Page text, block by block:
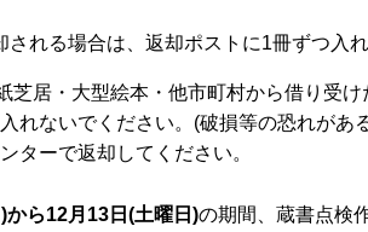
される場合は、返却ポストに1冊ずつ入
芝居・大型絵本・他市町村から借り受
れないでください。 (破損等の恐れがあ
ターで返却してください。
)から12月 13 日 (土曜日 )の期間、蔵書点検